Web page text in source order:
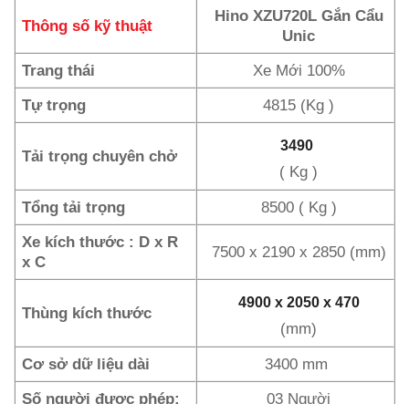
Thông số kỹ thuật
Hino XZU720L Gắn Cẩu
Unic
Trang thái
Xe Mới 100%
Tự trọng
4815 (Kg )
Tải trọng chuyên chở
3490
( Kg )
Tổng tải trọng
8500 ( Kg )
Xe kích thước : D x R
x C
7500 x 2190 x 2850 (mm)
Thùng kích thước
4900 x 2050 x 470
(mm)
Cơ sở dữ liệu dài
3400 mm
Số người được phép:
03 Người